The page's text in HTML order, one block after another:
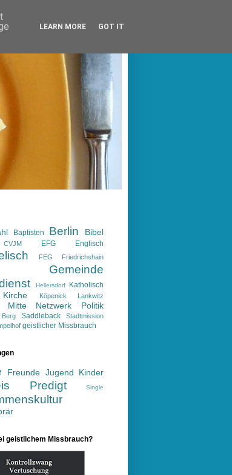
Baptisten Berlin
Bibel
CVJM EFG Englisch
FEG Friedrichshain
Gemeinde
Hellersdorf Katholisch
Kirche Köpenick Lankwitz
Mitte Netzwerk Politik
Saddleback Stadtmission
geistlicher Missbrauch
Freunde Jugend Kinder
Predigt Single
geistlichem Missbrauch?
LEARN MORE GOT IT